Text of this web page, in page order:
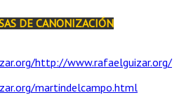
DE CANONIZACIÓN
http://www.rafaelguizar.org/
martindelcampo.html